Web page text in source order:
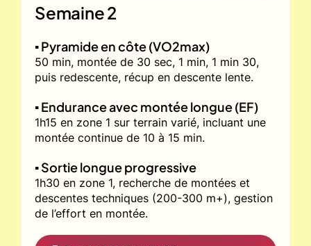
Semaine 2
▪️ Pyramide en côte (VO2max)
50 min, montée de 30 sec, 1 min, 1 min 30,
puis redescente, récup en descente lente.
▪️ Endurance avec montée longue (EF)
1h15 en zone 1 sur terrain varié, incluant une
montée continue de 10 à 15 min.
▪️ Sortie longue progressive
1h30 en zone 1, recherche de montées et
descentes techniques (200-300 m+), gestion
de l’effort en montée.